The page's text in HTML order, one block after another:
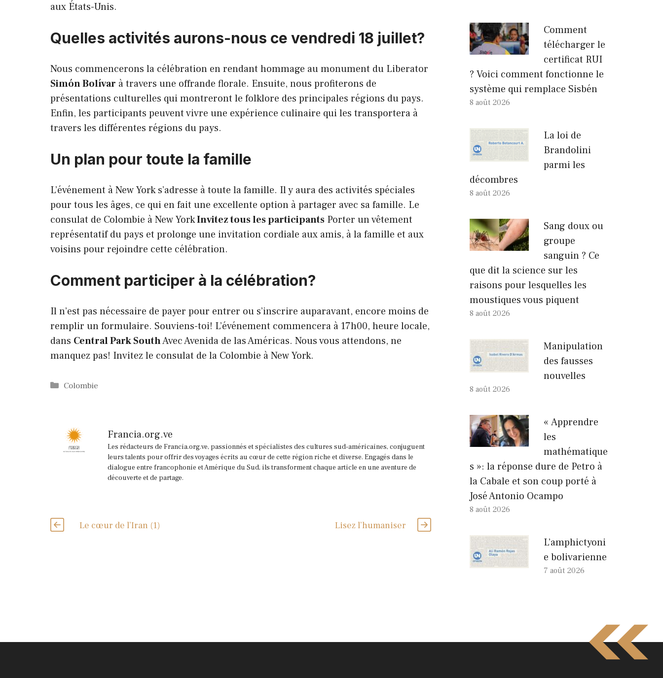
aux États-Unis.
Quelles activités aurons-nous ce vendredi 18 juillet?
Nous commencerons la célébration en rendant hommage au monument du Liberator
Simón Bolívar à travers une offrande florale. Ensuite, nous profiterons de
présentations culturelles qui montreront le folklore des principales régions du pays.
Enfin, les participants peuvent vivre une expérience culinaire qui les transportera à
travers les différentes régions du pays.
Un plan pour toute la famille
L’événement à New York s’adresse à toute la famille. Il y aura des activités spéciales
pour tous les âges, ce qui en fait une excellente option à partager avec sa famille. Le
consulat de Colombie à New YorkInvitez tous les participants Porter un vêtement
représentatif du pays et prolonge une invitation cordiale aux amis, à la famille et aux
voisins pour rejoindre cette célébration.
Comment participer à la célébration?
Il n’est pas nécessaire de payer pour entrer ou s’inscrire auparavant, encore moins de
remplir un formulaire. Souviens-toi! L’événement commencera à 17h00, heure locale,
dans Central Park SouthAvec Avenida de las Américas. Nous vous attendons, ne
manquez pas! Invitez le consulat de la Colombie à New York.
Catégories
Colombie
Francia.org.ve
Les rédacteurs de Francia.org.ve, passionnés et spécialistes des cultures sud-américaines, conjuguent
leurs talents pour offrir des voyages écrits au cœur de cette région riche et diverse. Engagés dans le
dialogue entre francophonie et Amérique du Sud, ils transforment chaque article en une aventure de
découverte et de partage.
Le cœur de l’Iran (1) Lisez l’humaniser
Comment
télécharger le
certificat RUI
? Voici comment fonctionne le
système qui remplace Sisbén
8 août 2026
La loi de
Brandolini
parmi les
décombres
8 août 2026
Sang doux ou
groupe
sanguin ? Ce
que dit la science sur les
raisons pour lesquelles les
moustiques vous piquent
8 août 2026
Manipulation
des fausses
nouvelles
8 août 2026
« Apprendre
les
mathématique
s »: la réponse dure de Petro à
la Cabale et son coup porté à
José Antonio Ocampo
8 août 2026
L’amphictyoni
e bolivarienne
7 août 2026